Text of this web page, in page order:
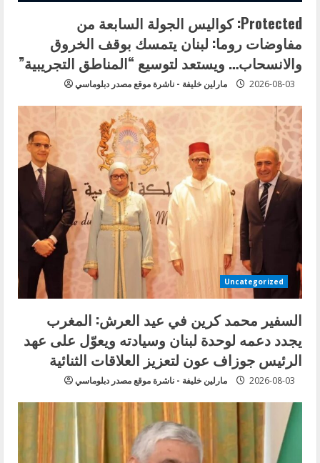
Protected: كواليس الجولة السابعة من
مفاوضات روما: لبنان يتمسك بوقف الخروق
والانسحاب… ويستعد لتوسيع “المناطق التجريبية”
مارلين خليفة - ناشرة موقع مصدر دبلوماسي 2026-08-03
Uncategorized
السفير محمد كرين في عيد العرش: المغرب
يجدد دعمه لوحدة لبنان وسيادته ويعوّل على عهد
الرئيس جوزاف عون لتعزيز العلاقات الثنائية
مارلين خليفة - ناشرة موقع مصدر دبلوماسي 2026-08-03